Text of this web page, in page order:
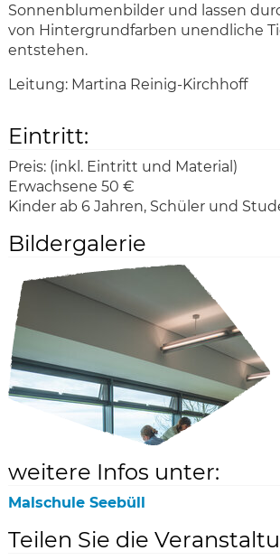
Sonnenblumenbilder und lassen
von Hintergrundfarben unendliche
entstehen.
Leitung: Martina Reinig-Kirchhoff
Eintritt:
Preis: (inkl. Eintritt und Material)
Erwachsene 50 €
Kinder ab 6 Jahren, Schüler und
Bildergalerie
weitere Infos unter:
Malschule Seebüll
Teilen Sie die